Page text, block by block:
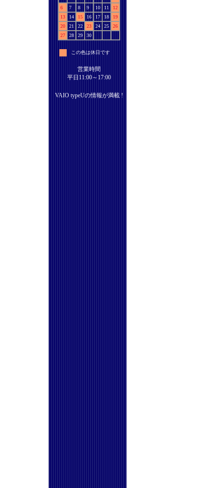
6
7 8 9 10 11
12
13
14 15 16 17 18
19
20
21 22 23 24 25
26
27
28 29 30
この色は休日です
営業時間
平日11:00～17:00
VAIO typeUの情報が満載 !